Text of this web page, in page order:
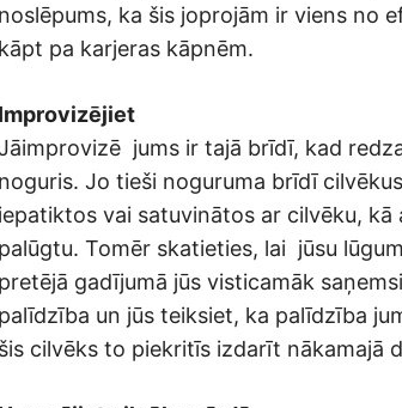
noslēpums, ka šis joprojām ir viens no
kāpt pa karjeras kāpnēm.
Improvizējiet
jums ir tajā brīdī, kad
noguris. Jo tieši noguruma brīdī
iepatiktos vai satuvinātos ar cilvēku,
palūgtu. Tomēr skatieties, lai jūsu
pretējā gadījumā jūs visticamāk
palīdzība un jūs teiksiet, ka palīdzība
šis cilvēks to piekritīs izdarīt nākamajā